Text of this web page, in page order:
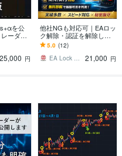
を公
ーダー
をTradin
25,000 円
他社NGも対応可｜EAロッ
ク解除・認証を解除しま
す 実績多数｜無料診断で
解除可否を正確に判断
5.0 (12)
EA Lock Pro
21,000 円